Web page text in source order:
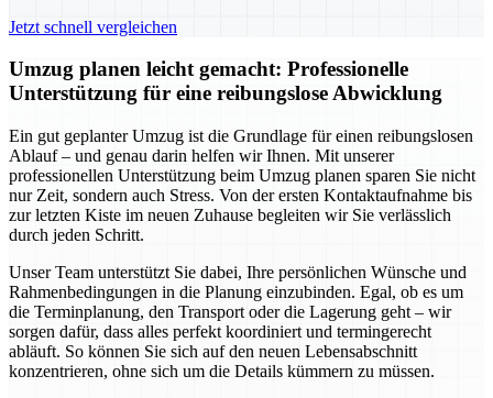
Jetzt schnell vergleichen
Umzug planen leicht gemacht: Professionelle
Unterstützung für eine reibungslose Abwicklung
Ein gut geplanter Umzug ist die Grundlage für einen reibungslosen
Ablauf – und genau darin helfen wir Ihnen. Mit unserer
professionellen Unterstützung beim Umzug planen sparen Sie nicht
nur Zeit, sondern auch Stress. Von der ersten Kontaktaufnahme bis
zur letzten Kiste im neuen Zuhause begleiten wir Sie verlässlich
durch jeden Schritt.
Unser Team unterstützt Sie dabei, Ihre persönlichen Wünsche und
Rahmenbedingungen in die Planung einzubinden. Egal, ob es um
die Terminplanung, den Transport oder die Lagerung geht – wir
sorgen dafür, dass alles perfekt koordiniert und termingerecht
abläuft. So können Sie sich auf den neuen Lebensabschnitt
konzentrieren, ohne sich um die Details kümmern zu müssen.